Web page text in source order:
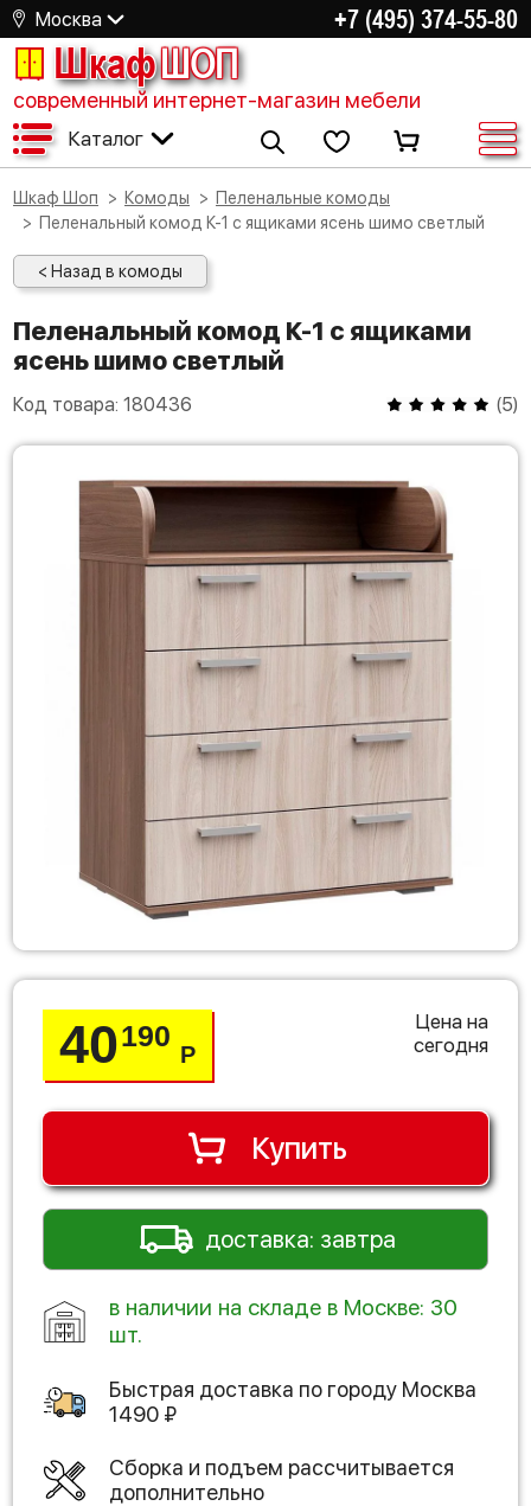
Москва +7 (495) 374-55-80
ШкафШОП
современный интернет-магазин мебели
Каталог
Шкаф Шоп Комоды
Пеленальные комоды
Пеленальный комод К-1 с ящиками ясень шимо светлый
< Назад в комоды
Пеленальный комод К-1 с ящиками
ясень шимо светлый
Код товара: 180436 (5)
40190
Р
Цена на
сегодня
Купить
доставка: завтра
в наличии на складе в Москве: 30
шт.
Быстрая доставка по городу Москва
1490 ₽
Сборка и подъем рассчитывается
дополнительно